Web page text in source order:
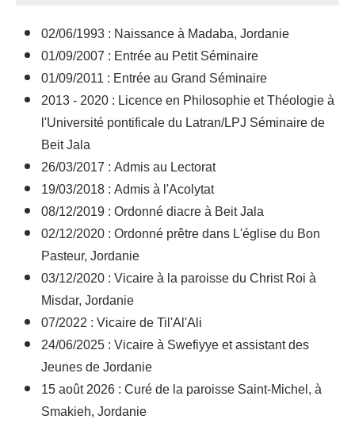
02/06/1993 : Naissance à Madaba, Jordanie
01/09/2007 : Entrée au Petit Séminaire
01/09/2011 : Entrée au Grand Séminaire
2013 - 2020 : Licence en Philosophie et Théologie à
l'Université pontificale du Latran/LPJ Séminaire de
Beit Jala
26/03/2017 : Admis au Lectorat
19/03/2018 : Admis à l'Acolytat
08/12/2019 : Ordonné diacre à Beit Jala
02/12/2020 : Ordonné prêtre dans L'église du Bon
Pasteur, Jordanie
03/12/2020 : Vicaire à la paroisse du Christ Roi à
Misdar, Jordanie
07/2022 : Vicaire de Til'Al'Ali
24/06/2025 : Vicaire à Swefiyye etassistant des
Jeunes de Jordanie
15 août 2026 : Curé de la paroisse Saint-Michel, à
Smakieh, Jordanie